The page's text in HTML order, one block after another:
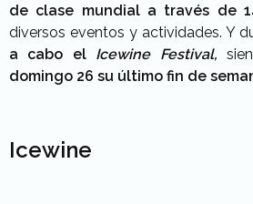
de clase mundial a través de
diversos eventos y actividades. Y
a cabo el Icewine Festival,
domingo 26 su último fin de
Icewine